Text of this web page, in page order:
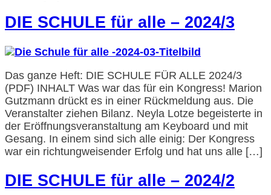
DIE SCHULE für alle – 2024/3
Das ganze Heft: DIE SCHULE FÜR ALLE 2024/3
(PDF) INHALT Was war das für ein Kongress! Marion
Gutzmann drückt es in einer Rückmeldung aus. Die
Veranstalter ziehen Bilanz. Neyla Lotze begeisterte in
der Eröffnungsveranstaltung am Keyboard und mit
Gesang. In einem sind sich alle einig: Der Kongress
war ein richtungweisender Erfolg und hat uns alle […]
DIE SCHULE für alle – 2024/2